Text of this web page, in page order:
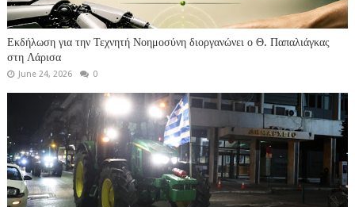
Εκδήλωση για την Τεχνητή Νοημοσύνη διοργανώνει ο Θ. Παπαλιάγκας
στη Λάρισα
June 24, 2026 0